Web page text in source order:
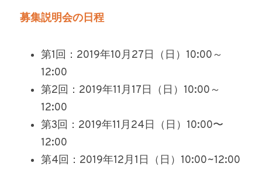
募集説明会の日程
第1回：2019年10月27日（日）10:00～
12:00
第2回：2019年11月17日（日）10:00～
12:00
第3回：2019年11月24日（日）10:00〜
12:00
第4回：2019年12月1日（日）10:00~12:00